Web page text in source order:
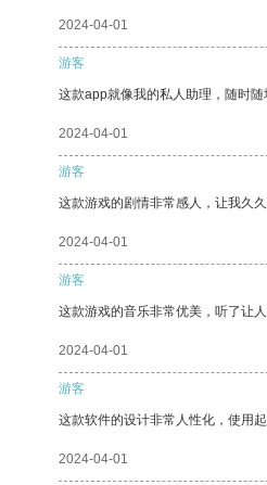
2024-04-01
游客
这款app就像我的私人助理，随时
2024-04-01
游客
这款游戏的剧情非常感人，让我久久
2024-04-01
游客
这款游戏的音乐非常优美，听了让人
2024-04-01
游客
这款软件的设计非常人性化，使用起
2024-04-01